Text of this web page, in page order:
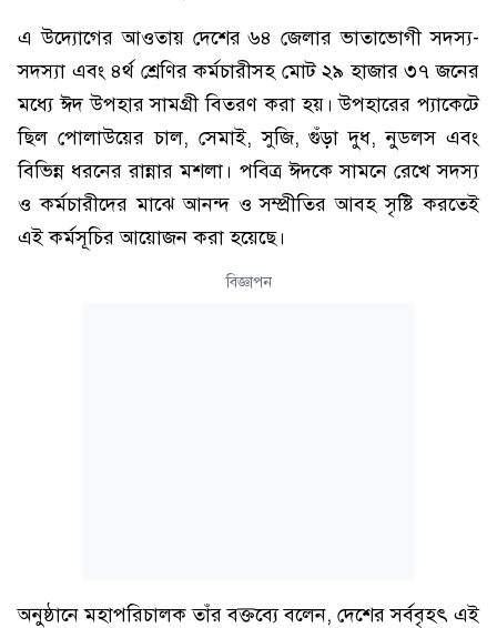
এ উদ্যোগের আওতায় দেশের ৬৪ জেলার ভাতাভোগী সদস্য-
সদস্যা এবং ৪র্থ শ্রেণির কর্মচারীসহ মোট ২৯ হাজার ৩৭ জনের
মধ্যে ঈদ উপহার সামগ্রী বিতরণ করা হয়। উপহারের প্যাকেটে
ছিল পোলাউয়ের চাল, সেমাই, সুজি, গুঁড়া দুধ, নুডলস এবং
বিভিন্ন ধরনের রান্নার মশলা। পবিত্র ঈদকে সামনে রেখে সদস্য
ও কর্মচারীদের মাঝে আনন্দ ও সম্প্রীতির আবহ সৃষ্টি করতেই
এই কর্মসূচির আয়োজন করা হয়েছে।
বিজ্ঞাপন
অনুষ্ঠানে মহাপরিচালক তাঁর বক্তব্যে বলেন, দেশের সর্ববৃহৎ এই